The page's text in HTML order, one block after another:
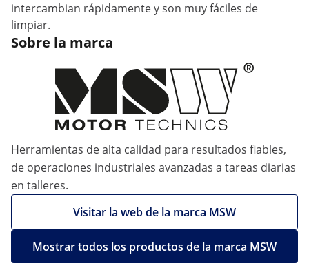
intercambian rápidamente y son muy fáciles de
limpiar.
Sobre la marca
Herramientas de alta calidad para resultados fiables,
de operaciones industriales avanzadas a tareas diarias
en talleres.
Visitar la web de la marca MSW
Mostrar todos los productos de la marca MSW